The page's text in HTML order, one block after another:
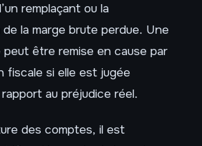
remplaçant ou la
la marge brute perdue. Une
peut être remise en cause par
fiscale si elle est jugée
au préjudice réel.
des comptes, il est